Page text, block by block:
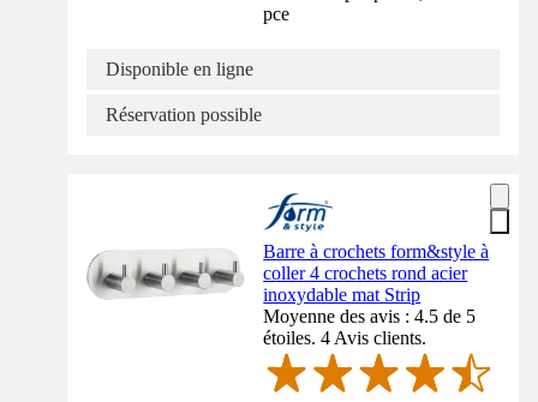
pce
Disponible en ligne
Réservation possible
Barre à crochets form&style à
coller 4 crochets rond acier
inoxydable mat Strip
Moyenne des avis : 4.5 de 5
étoiles. 4 Avis clients.